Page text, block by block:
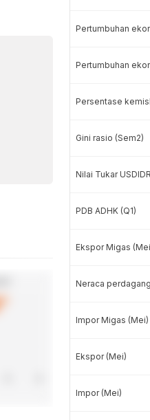
Pertumbuhan
Pertumbuhan
Persentase
Gini rasio (Sem2)
Nilai Tukar USDIDR
PDB ADHK (Q1)
Ekspor Migas
Neraca
Impor Migas (Mei)
Ekspor (Mei)
Impor (Mei)